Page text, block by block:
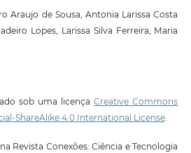
Araujo de Sousa, Antonia Larissa Costa
Lopes, Larissa Silva Ferreira, Maria
sob uma licençaCreative Commons
ShareAlike 4.0 International License.
Revista Conexões: Ciência e Tecnologia